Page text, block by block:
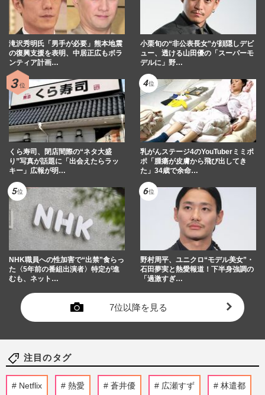
滝沢秀明氏「男手が必要」熊本地震
の復興支援を表明、中居正広もボラ
ンティア計画…
小栗旬の“非公表長女”が顔隠しデビ
ュー、透ける山田優の「スーパーモ
デルに」野…
くら寿司、閉店間際の“ネタ大盛
り”写真が話題に「出会えたらラッ
キー」広報が明…
乳がんステージ4のYouTuberミミポ
ポ「腫瘍が皮膚から飛び出してき
た」34歳で余命…
NHK職員への性加害で“出禁”食らっ
た〈5年前の番組出演者〉特定が進
むも、ネット…
野村周平、ユニクロ“モデル美女”・
石田夢実と熱愛報道！下半身強調の
「過激すぎ…
7位以降を見る
注目のタグ
Netflix 熱愛 蒼井優 広瀬すず 林遣都